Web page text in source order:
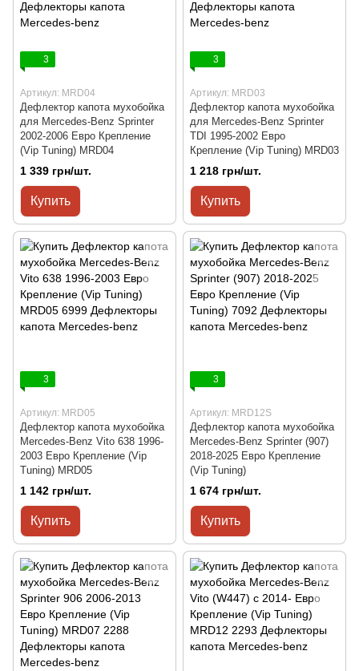
3
Артикул: MRD04
Дефлектор капота мухобойка
для Mercedes-Benz Sprinter
2002-2006 Евро Крепление
(Vip Tuning) MRD04
1 339 грн/шт.
Купить
3
Артикул: MRD03
Дефлектор капота мухобойка
для Mercedes-Benz Sprinter
TDI 1995-2002 Евро
Крепление (Vip Tuning) MRD03
1 218 грн/шт.
Купить
3
Артикул: MRD05
Дефлектор капота мухобойка
Mercedes-Benz Vito 638 1996-
2003 Евро Крепление (Vip
Tuning) MRD05
1 142 грн/шт.
Купить
3
Артикул: MRD12S
Дефлектор капота мухобойка
Mercedes-Benz Sprinter (907)
2018-2025 Евро Крепление
(Vip Tuning)
1 674 грн/шт.
Купить